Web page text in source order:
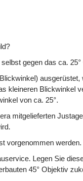
gegen das ca.
kleineren Blickwinkel
von ca. 25°.
mitgelieferten
vorgenommen werden.
Legen Sie
45° Objektiv